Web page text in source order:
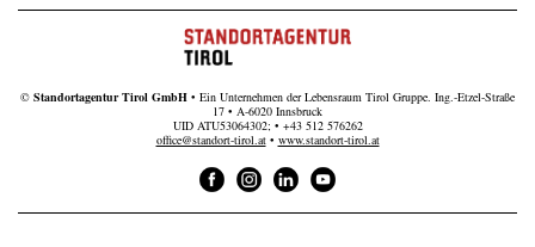
© Standortagentur Tirol GmbH • Ein Unternehmen der Lebensraum Tirol Gruppe. Ing.-Etzel-Straße
17 • A-6020 Innsbruck
UID ATU53064302; • +43 512 576262
office@standort-tirol.at• www.standort-tirol.at